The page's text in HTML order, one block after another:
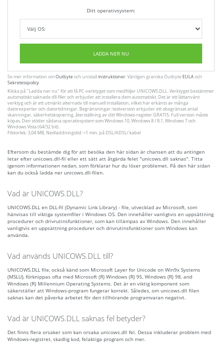
Ditt operativsystem:
LADDA NER NU
Se mer information omOutbyteoch unistallinstruktioner. Vänligen granska Outbyte EULAoch
Sekretesspolicy
Klicka på"Ladda ner nu" för att få PC-verktyget som medföljer UNICOWS.DLL. Verktyget bestämmer
automatiskt saknade dll-filer och erbjuder att installera dem automatiskt. Det är ett lättanvänt
verktyg och är ett utmärkt alternativ till manuell installation, vilket har erkänts av många
datorexperter och datortidningar. Begränsningar: testversion erbjuder ett obegränsat antal
skanningar, säkerhetskopiering, återställning av ditt Windows-register GRATIS. Full version måste
köpas. Den stöder sådana operativsystem som Windows 10, Windows 8 / 8.1, Windows 7 och
Windows Vista (64/32 bit).
Filstorlek: 3,04 MB, Nedladdningstid: <1 min. på DSL/ADSL/ kabel
Eftersom du bestämde dig för att besöka den här sidan är chansen att du antingen
letar efter unicows.dll-fil eller ett sätt att åtgärda felet "unicows.dll saknas". Titta
igenom informationen nedan, som förklarar hur du löser problemet. På den här sidan
kan du också ladda ner unicows.dll-filen.
Vad är UNICOWS.DLL?
UNICOWS.DLL en DLL-fil (Dynamic Link Library) - file, utvecklad av Microsoft, som
hänvisas till viktiga systemfiler i Windows OS. Den innehåller vanligtvis en uppsättning
procedurer och drivrutinsfunktioner, som kan tillämpas av Windows. Den innehåller
vanligtvis en uppsättning procedurer och drivrutinsfunktioner som Windows kan
använda.
Vad används UNICOWS.DLL till?
UNICOWS.DLL file, också känd som Microsoft Layer for Unicode on Win9x Systems
(MSLU), förknippas ofta med Microsoft (R) Windows (R) 95, Windows (R) 98, and
Windows (R) Millennium Operating Systems. Det är en viktig komponent som
säkerställer att Windows-program fungerar korrekt. Således, om unicows.dll filen
saknas kan det påverka arbetet för den tillhörande programvaran negativt.
Vad är UNICOWS.DLL saknas fel betyder?
Det finns flera orsaker som kan orsaka unicows.dll fel. Dessa inkluderar problem med
Windows-registret, skadlig kod, felaktiga program och mer.